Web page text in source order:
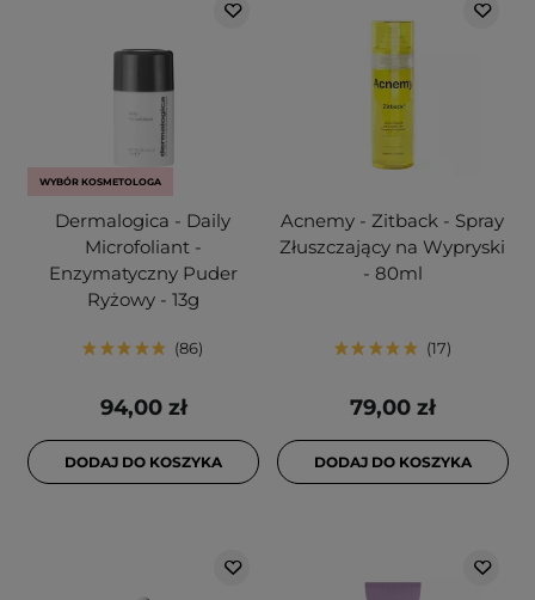
WYBÓR KOSMETOLOGA
Dermalogica - Daily
Microfoliant -
Enzymatyczny Puder
Ryżowy - 13g
86
94,00 zł
DODAJ DO KOSZYKA
Acnemy - Zitback - Spray
Złuszczający na Wypryski
- 80ml
17
79,00 zł
DODAJ DO KOSZYKA